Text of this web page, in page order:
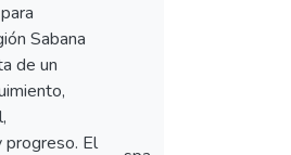
Sabana
de un
progreso. El